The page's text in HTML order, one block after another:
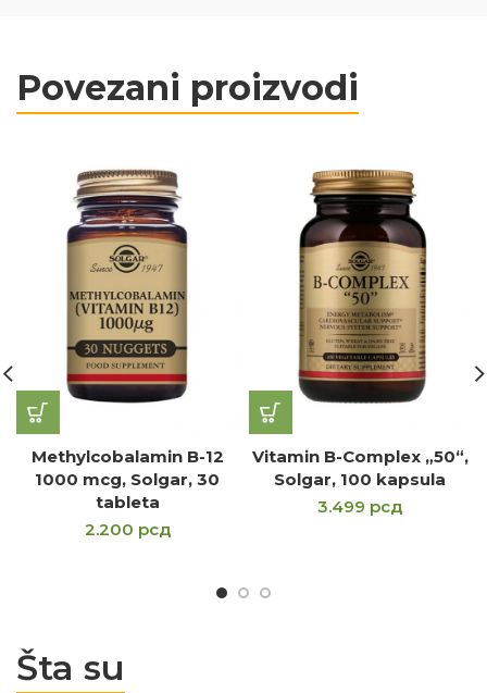
Povezani proizvodi
Methylcobalamin B-12
1000 mcg, Solgar, 30
tableta
2.200 рсд
Vitamin B-Complex „50“,
Solgar, 100 kapsula
3.499 рсд
Šta su